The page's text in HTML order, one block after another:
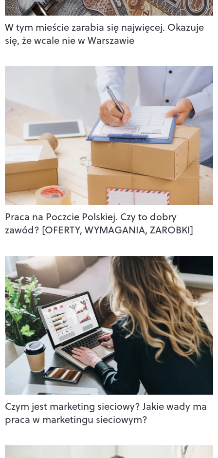
W tym mieście zarabia się najwięcej. Okazuje
się, że wcale nie w Warszawie
Praca na Poczcie Polskiej. Czy to dobry
zawód? [OFERTY, WYMAGANIA, ZAROBKI]
Czym jest marketing sieciowy? Jakie wady ma
praca w marketingu sieciowym?